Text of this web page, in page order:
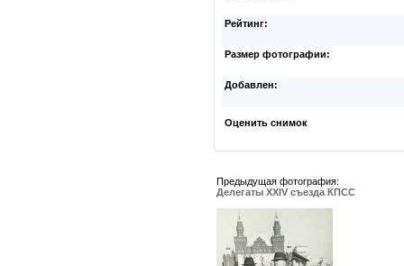
Рейтинг:
Размер фотографии:
Добавлен:
Оценить снимок
Предыдущая фотография:
Делегаты XXIV съезда КПСС